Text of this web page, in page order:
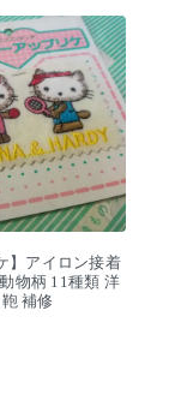
】アイロン接着
物柄 11種類 洋
鞄 補修